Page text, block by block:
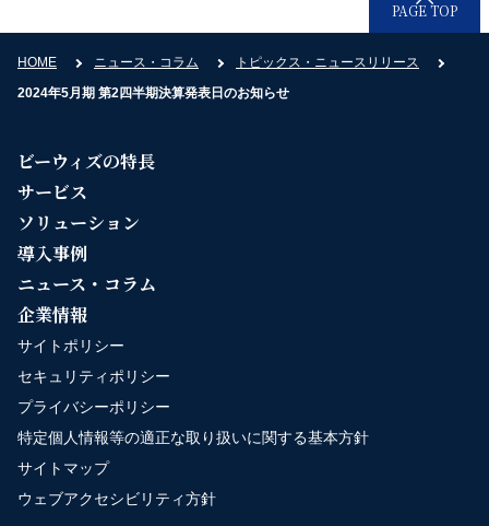
HOME ニュース・コラム
トピックス・ニュースリリース
2024年5月期 第2四半期決算発表日のお知らせ
PAGE TOP
ビーウィズの特長
サービス
ソリューション
導入事例
ニュース・コラム
企業情報
サイトポリシー
セキュリティポリシー
プライバシーポリシー
特定個人情報等の適正な取り扱いに関する基本方針
サイトマップ
ウェブアクセシビリティ方針